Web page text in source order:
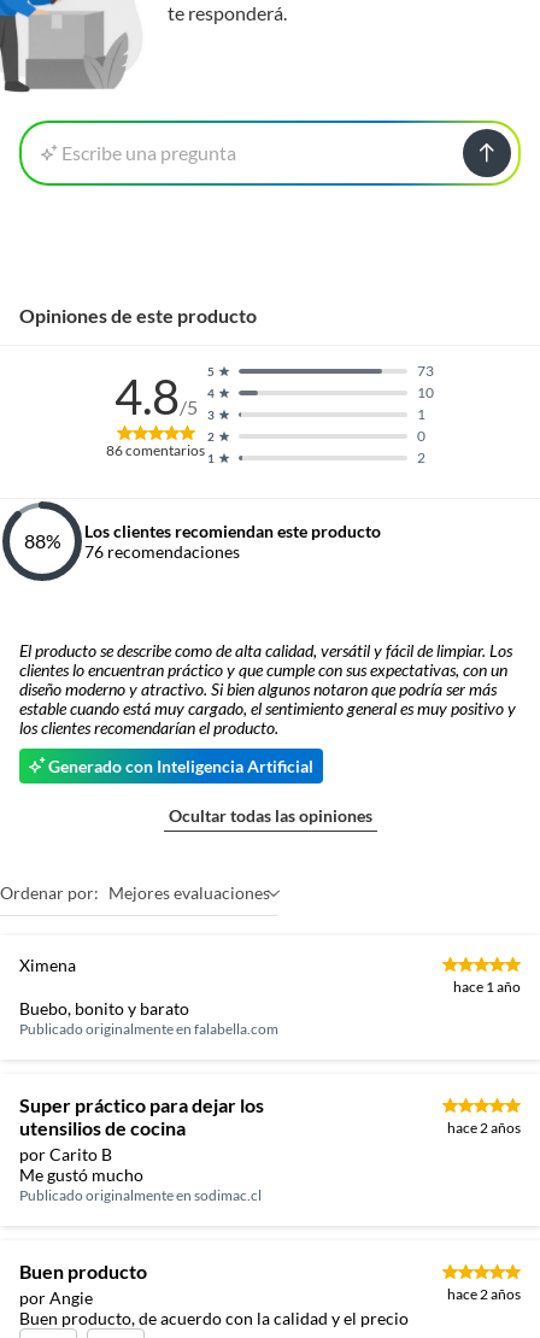
te responderá.
Escribe una pregunta
Opiniones de este producto
4.8/5
86comentarios 1 2
2 0
3 1
4 10
5 73
88%
Los clientes recomiendan este producto
76 recomendaciones
El producto se describe como de alta calidad, versátil y fácil de limpiar. Los
clientes lo encuentran práctico y que cumple con sus expectativas, con un
diseño moderno y atractivo. Si bien algunos notaron que podría ser más
estable cuando está muy cargado, el sentimiento general es muy positivo y
los clientes recomendarían el producto.
Generado con Inteligencia Artificial
Ocultar todas las opiniones
Ordenar por: Mejores evaluaciones
Ximena
hace 1 año
Buebo, bonito y barato
Publicado originalmente en falabella.com
Super práctico para dejar los
utensilios de cocina
por Carito B
hace 2 años
Me gustó mucho
Publicado originalmente en sodimac.cl
Buen producto
por Angie hace 2 años
Buen producto, de acuerdo con la calidad y el precio